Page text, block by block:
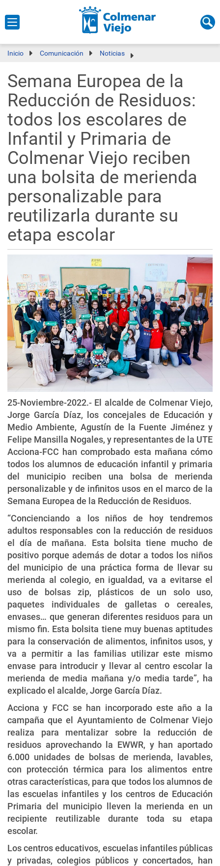
Inicio Comunicación Noticias
Semana Europea de la
Reducción de Residuos:
todos los escolares de
Infantil y Primaria de
Colmenar Viejo reciben
una bolsita de merienda
personalizable para
reutilizarla durante su
etapa escolar
25-Noviembre-2022.- El alcalde de Colmenar Viejo,
Jorge García Díaz, los concejales de Educación y
Medio Ambiente, Agustín de la Fuente Jiménez y
Felipe Mansilla Nogales, y representantes de la UTE
Acciona-FCC han comprobado esta mañana cómo
todos los alumnos de educación infantil y primaria
del municipio reciben una bolsa de merienda
personalizable y de infinitos usos en el marco de la
Semana Europea de la Reducción de Residuos.
“Concienciando a los niños de hoy tendremos
adultos responsables con la reducción de residuos
el día de mañana. Esta bolsita tiene mucho de
positivo porque además de dotar a todos los niños
del municipio de una práctica forma de llevar su
merienda al colegio, en igualdad, va a evitarse el
uso de bolsas zip, plásticos de un solo uso,
paquetes individuales de galletas o cereales,
envases… que generan diferentes residuos para un
mismo fin. Esta bolsita tiene muy buenas aptitudes
para la conservación de alimentos, infinitos usos, y
va a permitir a las familias utilizar este mismo
envase para introducir y llevar al centro escolar la
merienda de media mañana y/o media tarde”, ha
explicado el alcalde, Jorge García Díaz.
Acciona y FCC se han incorporado este año a la
campaña que el Ayuntamiento de Colmenar Viejo
realiza para mentalizar sobre la reducción de
residuos aprovechando la EWWR, y han aportado
6.000 unidades de bolsas de merienda, lavables,
con protección térmica para los alimentos entre
otras características, para que todos los alumnos de
las escuelas infantiles y los centros de Educación
Primaria del municipio lleven la merienda en un
recipiente reutilizable durante toda su etapa
escolar.
Los centros educativos, escuelas infantiles públicas
y privadas, colegios públicos y concertados, han